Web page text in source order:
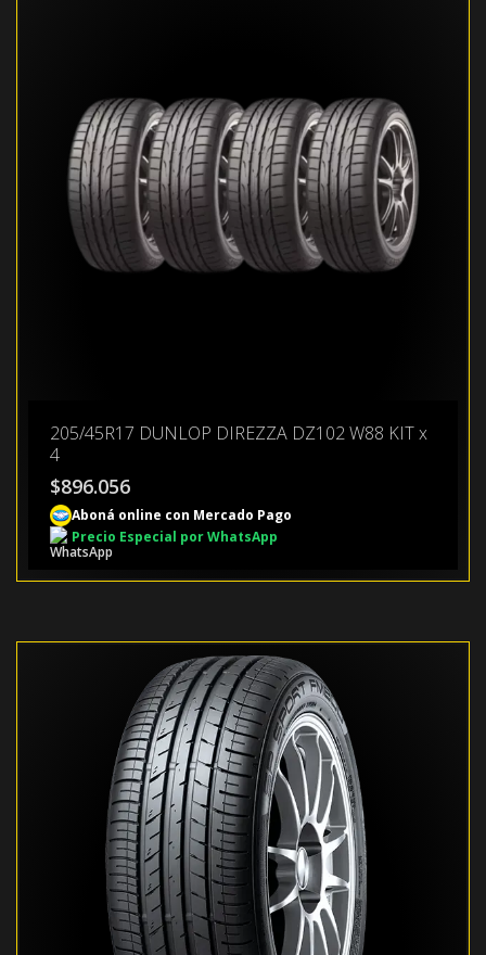
205/45R17 DUNLOP DIREZZA DZ102 W88 KIT x
4
$896.056
Aboná online con Mercado Pago
Precio Especial por WhatsApp